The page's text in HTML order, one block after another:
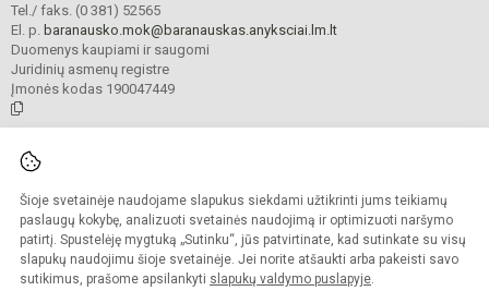
Šioje svetainėje naudojame slapukus siekdami užtikrinti jums teikiamų
paslaugų kokybę, analizuoti svetainės naudojimą ir optimizuoti naršymo
patirtį. Spustelėję mygtuką „Sutinku“, jūs patvirtinate, kad sutinkate su visų
slapukų naudojimu šioje svetainėje. Jei norite atšaukti arba pakeisti savo
sutikimus, prašome apsilankyti slapukų valdymo puslapyje.
Tel./ faks. (0 381) 52565
El. p. baranausko.mok@baranauskas.anyksciai.lm.lt
Duomenys kaupiami ir saugomi
Juridinių asmenų registre
Įmonės kodas 190047449
Kopijuoti turinį be raštiško mokyklos administracijos sutikimo griežtai
draudžiama.
Prieinamumo paraiška Slapukų valdymas
Sumanus būdas atnaujinti